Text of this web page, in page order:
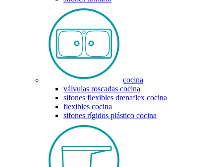
cocina
válvulas roscadas cocina
sifones flexibles drenaflex cocina
flexibles cocina
sifones rígidos plástico cocina